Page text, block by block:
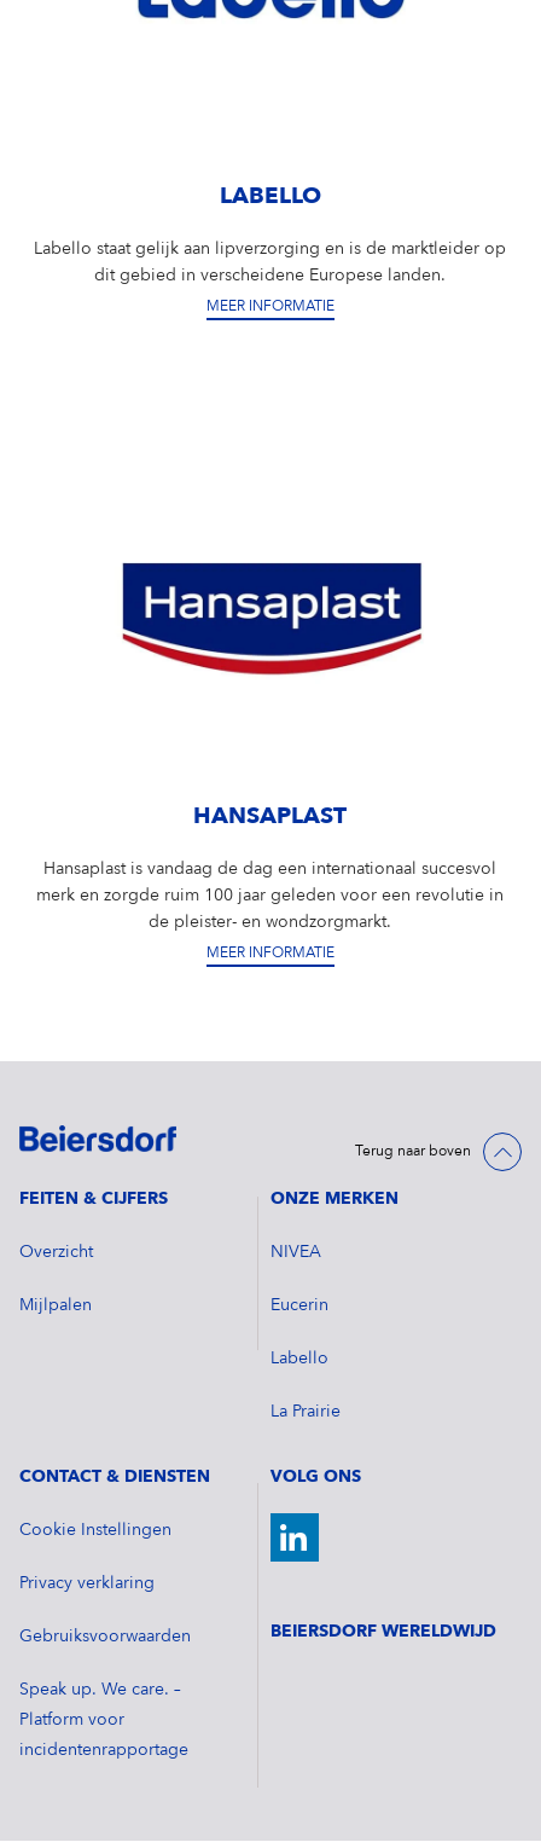
LABELLO
Labello staat gelijk aan lipverzorging en is de marktleider op
dit gebied in verscheidene Europese landen.
MEER INFORMATIE
HANSAPLAST
Hansaplast is vandaag de dag een internationaal succesvol
merk en zorgde ruim 100 jaar geleden voor een revolutie in
de pleister- en wondzorgmarkt.
MEER INFORMATIE
Terug naar boven
FEITEN & CIJFERS
Overzicht
Mijlpalen
ONZE MERKEN
NIVEA
Eucerin
Labello
La Prairie
CONTACT & DIENSTEN
Cookie Instellingen
Privacy verklaring
Gebruiksvoorwaarden
Speak up. We care. –
Platform voor
incidentenrapportage
VOLG ONS
BEIERSDORF WERELDWIJD